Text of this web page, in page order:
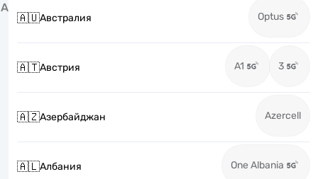
А
🇦🇺Австралия Optus
🇦🇹Австрия A1 3
🇦🇿Азербайджан Azercell
🇦🇱Албания One Albania